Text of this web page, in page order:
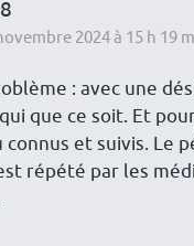
2024 à 15 h 19
: avec une
que ce soit. Et
et suivis. Le
répété par les